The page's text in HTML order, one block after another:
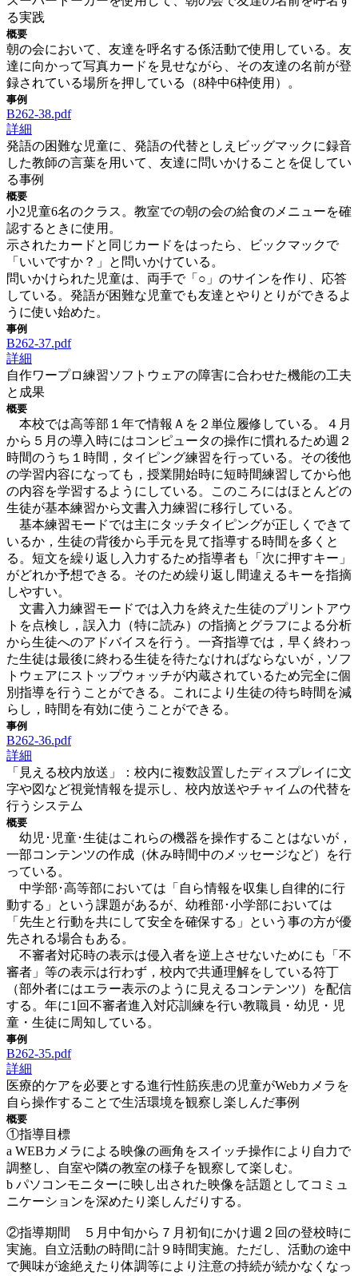
る実践
概要
朝の会において、友達を呼名する係活動で使用している。友
達に向かって写真カードを見せながら、その友達の名前が登
録されている場所を押している（8枠中6枠使用）。
事例
B262-38.pdf
詳細
発語の困難な児童に、発語の代替としえビッグマックに録音
した教師の言葉を用いて、友達に問いかけることを促してい
る事例
概要
小2児童6名のクラス。教室での朝の会の給食のメニューを確
認するときに使用。
示されたカードと同じカードをはったら、ビックマックで
「いいですか？」と問いかけている。
問いかけられた児童は、両手で「○」のサインを作り、応答
している。発語が困難な児童でも友達とやりとりができるよ
うに使い始めた。
事例
B262-37.pdf
詳細
自作ワープロ練習ソフトウェアの障害に合わせた機能の工夫
と成果
概要
本校では高等部１年で情報Ａを２単位履修している。４月
から５月の導入時にはコンピュータの操作に慣れるため週２
時間のうち１時間，タイピング練習を行っている。その後他
の学習内容になっても，授業開始時に短時間練習してから他
の内容を学習するようにしている。このころにはほとんどの
生徒が基本練習から文書入力練習に移行している。
基本練習モードでは主にタッチタイピングが正しくできて
いるか，生徒の背後から手元を見て指導する時間を多くと
る。短文を繰り返し入力するため指導者も「次に押すキー」
がどれか予想できる。そのため繰り返し間違えるキーを指摘
しやすい。
文書入力練習モードでは入力を終えた生徒のプリントアウ
トを点検し，誤入力（特に読み）の指摘とグラフによる分析
から生徒へのアドバイスを行う。一斉指導では，早く終わっ
た生徒は最後に終わる生徒を待たなければならないが，ソフ
トウェアにストップウォッチが内蔵されているため完全に個
別指導を行うことができる。これにより生徒の待ち時間を減
らし，時間を有効に使うことができる。
事例
B262-36.pdf
詳細
「見える校内放送」：校内に複数設置したディスプレイに文
字や図など視覚情報を提示し、校内放送やチャイムの代替を
行うシステム
概要
幼児･児童･生徒はこれらの機器を操作することはないが，
一部コンテンツの作成（休み時間中のメッセージなど）を行
っている。
中学部･高等部においては「自ら情報を収集し自律的に行
動する」という課題があるが、幼稚部･小学部においては
「先生と行動を共にして安全を確保する」という事の方が優
先される場合もある。
不審者対応時の表示は侵入者を逆上させないためにも「不
審者」等の表示は行わず，校内で共通理解をしている符丁
（部外者にはエラー表示のように見えるコンテンツ）を配信
する。年に1回不審者進入対応訓練を行い教職員・幼児・児
童・生徒に周知している。
事例
B262-35.pdf
詳細
医療的ケアを必要とする進行性筋疾患の児童がWebカメラを
自ら操作することで生活環境を観察し楽しんだ事例
概要
①指導目標
a WEBカメラによる映像の画角をスイッチ操作により自力で
調整し、自室や隣の教室の様子を観察して楽しむ。
b パソコンモニターに映し出された映像を話題としてコミュ
ニケーションを深めたり楽しんだりする。
②指導期間 ５月中旬から７月初旬にかけ週２回の登校時に
実施。自立活動の時間に計９時間実施。ただし、活動の途中
で興味が途絶えたり体調等により注意の持続が続かなくなっ